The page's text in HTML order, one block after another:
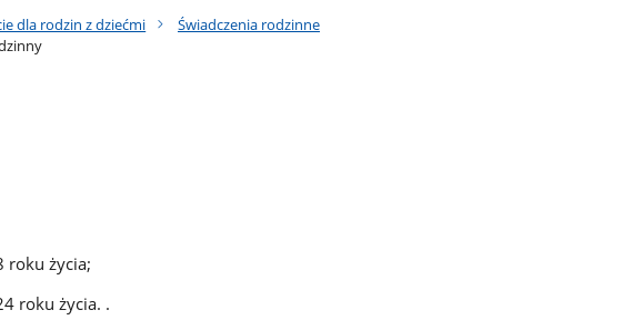
dla rodzin z dziećmi
Świadczenia rodzinne
roku życia;
roku życia. .